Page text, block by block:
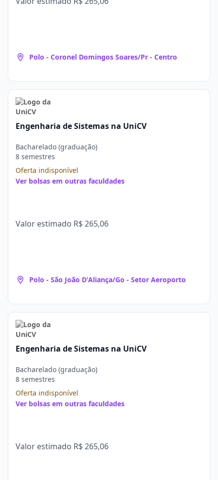
Polo - Coronel Domingos Soares/Pr - Centro
Engenharia de Sistemas na UniCV
Bacharelado (graduação)
8 semestres
Oferta indisponível
Ver bolsas em outras faculdades
Valor estimado R$ 265,06
Polo - São João D'Aliança/Go - Setor Aeroporto
Engenharia de Sistemas na UniCV
Bacharelado (graduação)
8 semestres
Oferta indisponível
Ver bolsas em outras faculdades
Valor estimado R$ 265,06